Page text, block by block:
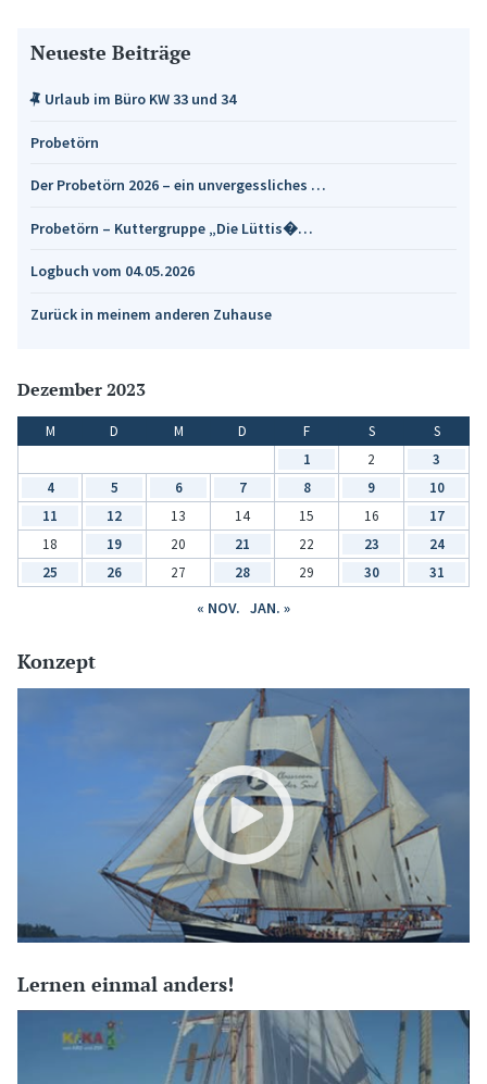
Neueste Beiträge
Urlaub im Büro KW 33 und 34
Probetörn
Der Probetörn 2026 – ein unvergessliches …
Probetörn – Kuttergruppe „Die Lüttis�…
Logbuch vom 04.05.2026
Zurück in meinem anderen Zuhause
Dezember 2023
M D M D F S
S
1
2
3
4
5 6 7 8 9
10
11
12 13 14 15 16
17
18
19 20 21 22 23
24
25
26 27 28 29 30 31
« NOV. JAN. »
Konzept
Lernen einmal anders!